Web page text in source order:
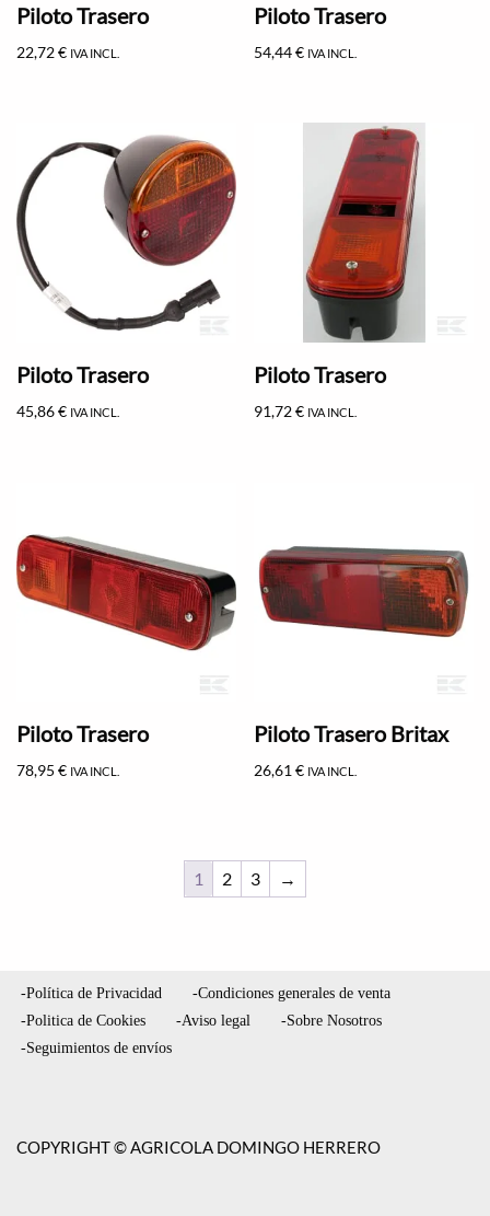
Piloto Trasero
22,72€ IVA INCL.
Piloto Trasero
54,44€ IVA INCL.
Piloto Trasero
45,86€ IVA INCL.
Piloto Trasero
91,72€ IVA INCL.
Piloto Trasero
78,95 € IVA INCL.
Piloto Trasero Britax
26,61€ IVA INCL.
1 2 3 →
-Política de Privacidad
-Condiciones generales de venta
-Politica de Cookies
-Aviso legal
-Sobre Nosotros
-Seguimientos de envíos
COPYRIGHT © AGRICOLA DOMINGO HERRERO